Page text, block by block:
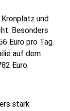
und
Besonders
Euro pro Tag.
auf dem
Euro.
stark